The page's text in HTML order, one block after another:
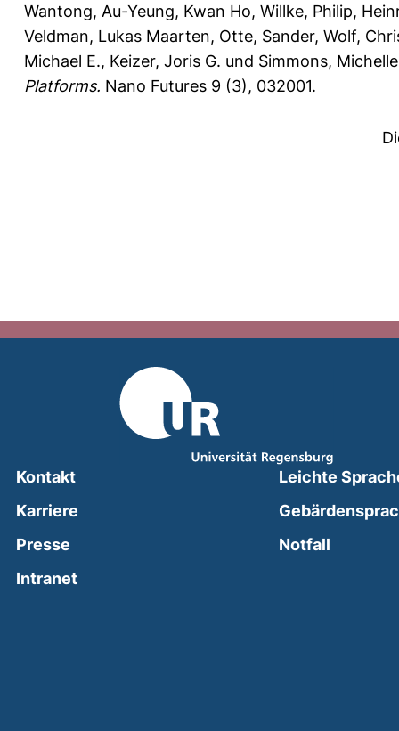
Wantong, Au-Yeung, Kwan Ho, Willke, Philip,
Veldman, Lukas Maarten, Otte, Sander, Wolf,
Michael E., Keizer, Joris G. und Simmons,
Platforms. Nano Futures 9 (3), 032001.
Kontakt
Karriere
Presse
Intranet(external link, opens in a new window)
Leichte
Notfall